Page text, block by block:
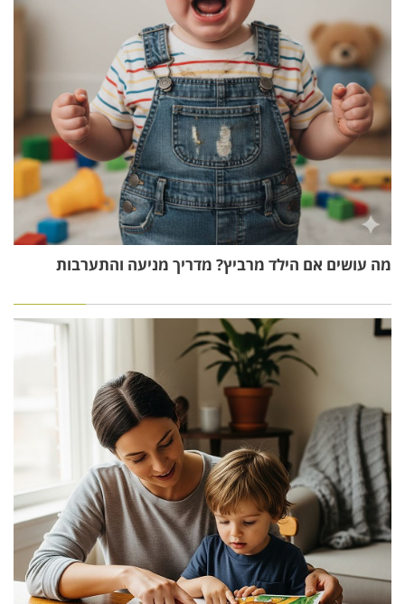
מה עושים אם הילד מרביץ? מדריך מניעה והתערבות